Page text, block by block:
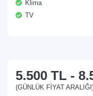
Klima
TV
5.500 TL -
(GÜNLÜK FIYAT